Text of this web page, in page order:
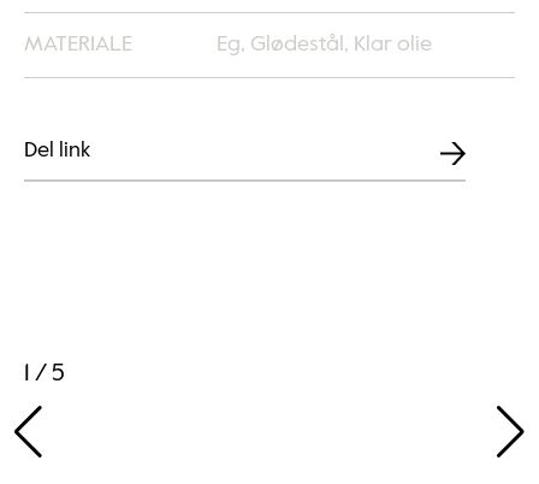
MATERIALE Eg, Glødestål, Klar olie
Del link
1 / 5